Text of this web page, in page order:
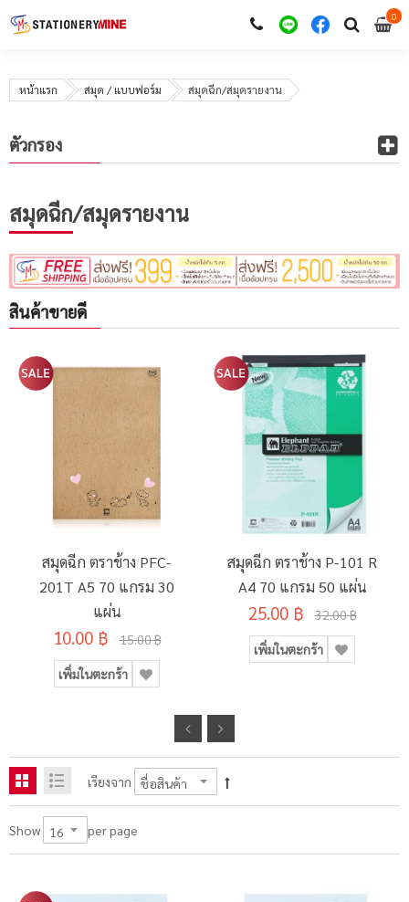
00
หน้าแรก สมุด / แบบฟอร์ม สมุดฉีก/สมุดรายงาน
สมุดฉีก/สมุดรายงาน
สินค้าขายดี
สมุดฉีก ตราช้าง PFC-
201T A5 70 แกรม 30
แผ่น
10.00 ฿ 15.00 ฿
เพิ่มในตะกร้า
สมุดฉีก ตราช้าง P-101 R
A4 70 แกรม 50 แผ่น
25.00 ฿ 32.00 ฿
เพิ่มในตะกร้า
เรียงจาก
Show per page
ตัวกรอง